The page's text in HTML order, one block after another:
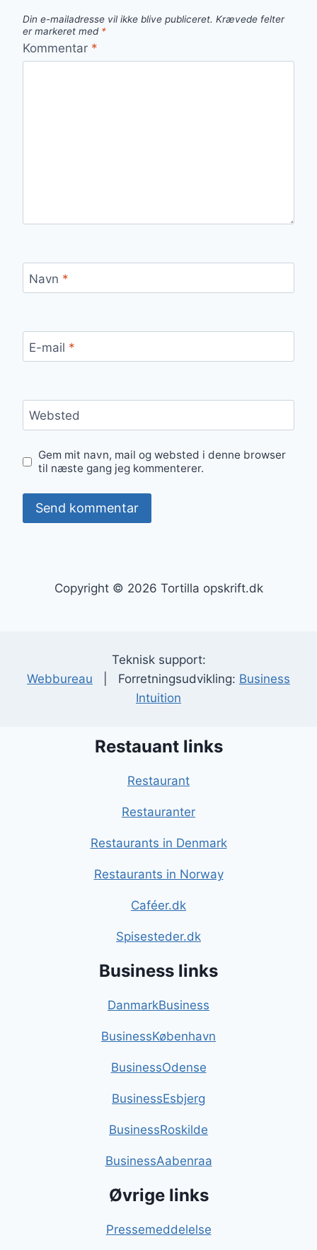
Din e-mailadresse vil ikke blive publiceret. Krævede felter
er markeret med *
Kommentar *
Navn *
E-mail *
Websted
Gem mit navn, mail og websted i denne browser
til næste gang jeg kommenterer.
Copyright © 2026 Tortilla opskrift.dk
Teknisk support:
Webbureau | Forretningsudvikling: Business
Intuition
Restauant links
Restaurant
Restauranter
Restaurants in Denmark
Restaurants in Norway
Caféer.dk
Spisesteder.dk
Business links
DanmarkBusiness
BusinessKøbenhavn
BusinessOdense
BusinessEsbjerg
BusinessRoskilde
BusinessAabenraa
Øvrige links
Pressemeddelelse